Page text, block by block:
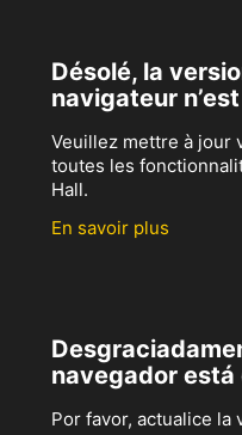
Désolé, la
navigateur
Veuillez mettre à jour
toutes les
Hall.
En savoir plus
navegador
Por favor, actualice la